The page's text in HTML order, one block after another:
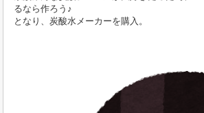
るなら作ろう♪
となり、炭酸水メーカーを購入。